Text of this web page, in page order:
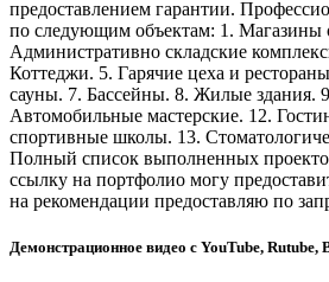
предоставлением гарантии.
по следующим объектам: 1. Магазины
Административно складские
Коттеджи. 5. Гарячие цеха и
сауны. 7. Бассейны. 8. Жилые здания.
Автомобильные мастерские. 12.
спортивные школы. 13.
Полный список выполненных
ссылку на портфолио могу
на рекомендации предоставляю по
Демонстрационное видео с YouTube, Rutube,